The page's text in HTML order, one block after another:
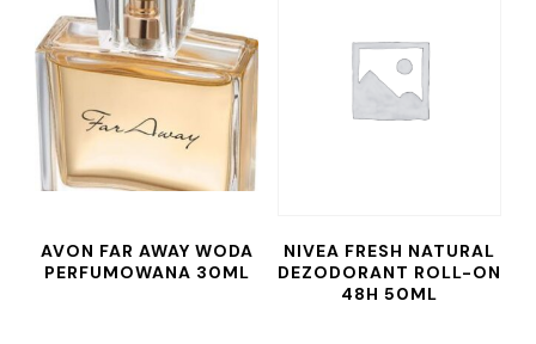
AVON FAR AWAY WODA
PERFUMOWANA 30ML
NIVEA FRESH NATURAL
DEZODORANT ROLL-ON
48H 50ML